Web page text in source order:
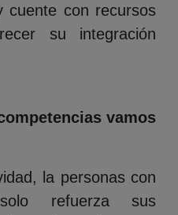
cuente con recursos
su integración
vamos
la personas con
refuerza sus